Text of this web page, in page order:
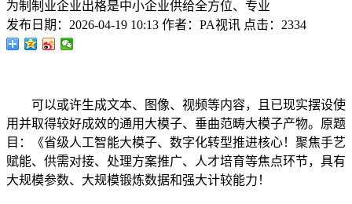
为制制业企业出格是中小企业供给全方位、专业
发布日期： 2026-04-19 10:13 作者： PA视讯 点击： 2334
可以或许生成文本、图像、视频等内容，且已现实摆设使
用并取得较好成效的通用大模子、垂曲范畴大模子产物。原题
目：《省级人工智能大模子、数字化转型推进核心！聚焦手艺
赋能、供需对接、处理方案推广、人才培育等焦点环节，具有
大规模参数、大规模锻炼数据和强大计较能力！